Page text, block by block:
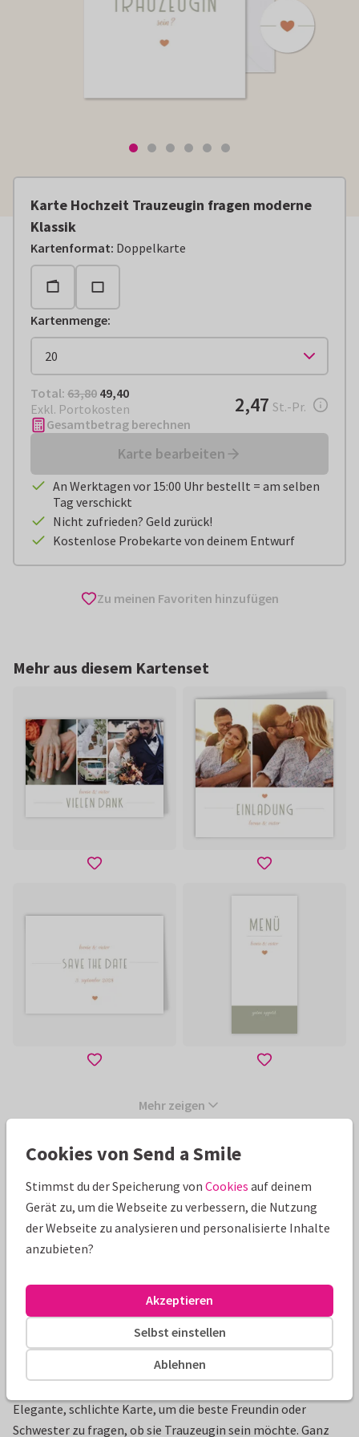
Karte Hochzeit Trauzeugin fragen moderne
Klassik
Kartenformat: Doppelkarte
Kartenmenge:
Total: € 49,40
Total: 63,80 49,40
Exkl. Portokosten
€ 2,47pro Stück
2,47 St.-Pr.
Gesamtbetrag berechnen
Karte bearbeiten
An Werktagen vor 15:00 Uhr bestellt = am selben
Tag verschickt
Nicht zufrieden? Geld zurück!
Kostenlose Probekarte von deinem Entwurf
Zu meinen Favoriten hinzufügen
Mehr aus diesem Kartenset
Mehr zeigen
Produktinformation
Elegante, schlichte Karte, um die beste Freundin oder
Schwester zu fragen, ob sie Trauzeugin sein möchte. Ganz
Cookies von Send a Smile
Stimmst du der Speicherung von Cookies auf deinem
Gerät zu, um die Webseite zu verbessern, die Nutzung
der Webseite zu analysieren und personalisierte Inhalte
anzubieten?
Ablehnen
Selbst einstellen
Akzeptieren